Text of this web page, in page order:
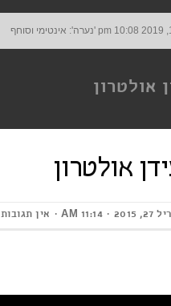
10:08 pm 'נערה': אינטימי וסוחף
אולטרון
אולטרון
2015
11:14 AM אין תגובות